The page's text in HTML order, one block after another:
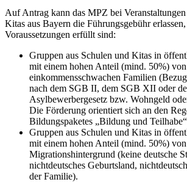
Auf Antrag kann das MPZ bei
Kitas aus Bayern die Führungsgebühr
Voraussetzungen erfüllt sind:
Gruppen aus Schulen und Kitas in
mit einem hohen Anteil (mind. 50%)
einkommensschwachen Familien
nach dem SGB II, dem SGB XII oder
Asylbewerbergesetz bzw. Wohngeld
Die Förderung orientiert sich an den
Bildungspaketes „Bildung und
Gruppen aus Schulen und Kitas in
mit einem hohen Anteil (mind. 50%)
Migrationshintergrund (keine deutsche
nichtdeutsches Geburtsland,
der Familie).